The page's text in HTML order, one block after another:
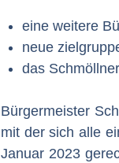
eine weitere
neue
das
Bürgermeister
mit der sich alle
Januar 2023